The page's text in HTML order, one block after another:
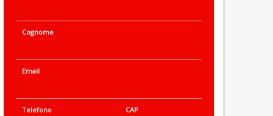
Cognome
Email
Telefono CAP